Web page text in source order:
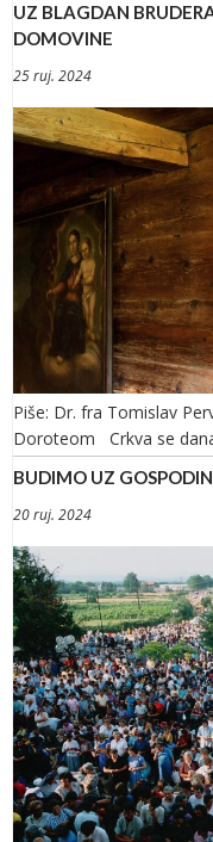
UZ BLAGDAN
DOMOVINE
25 ruj. 2024
Piše: Dr. fra Tomislav
Doroteom Crkva se
BUDIMO UZ
20 ruj. 2024